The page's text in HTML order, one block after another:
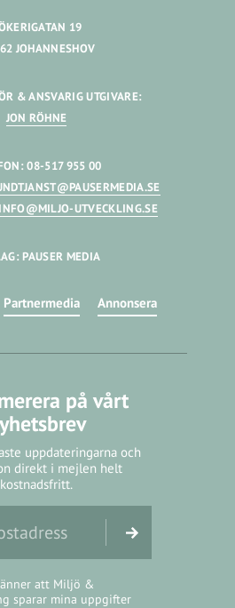
19
JOHANNESHOV
& ANSVARIG UTGIVARE:
JON RÖHNE
08-517 955 00
INFO@MILJO-UTVECKLING.SE
PAUSER MEDIA
Partnermedia Annonsera
på vårt
uppdateringarna och
direkt i mejlen helt
kostnadsfritt.
att Miljö &
sparar mina uppgifter